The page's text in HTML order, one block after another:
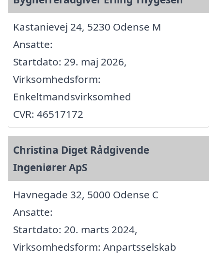
Kastanievej 24, 5230 Odense M
Ansatte:
Startdato: 29. maj 2026,
Virksomhedsform:
Enkeltmandsvirksomhed
CVR: 46517172
Christina Diget Rådgivende
Ingeniører ApS
Havnegade 32, 5000 Odense C
Ansatte:
Startdato: 20. marts 2024,
Virksomhedsform: Anpartsselskab